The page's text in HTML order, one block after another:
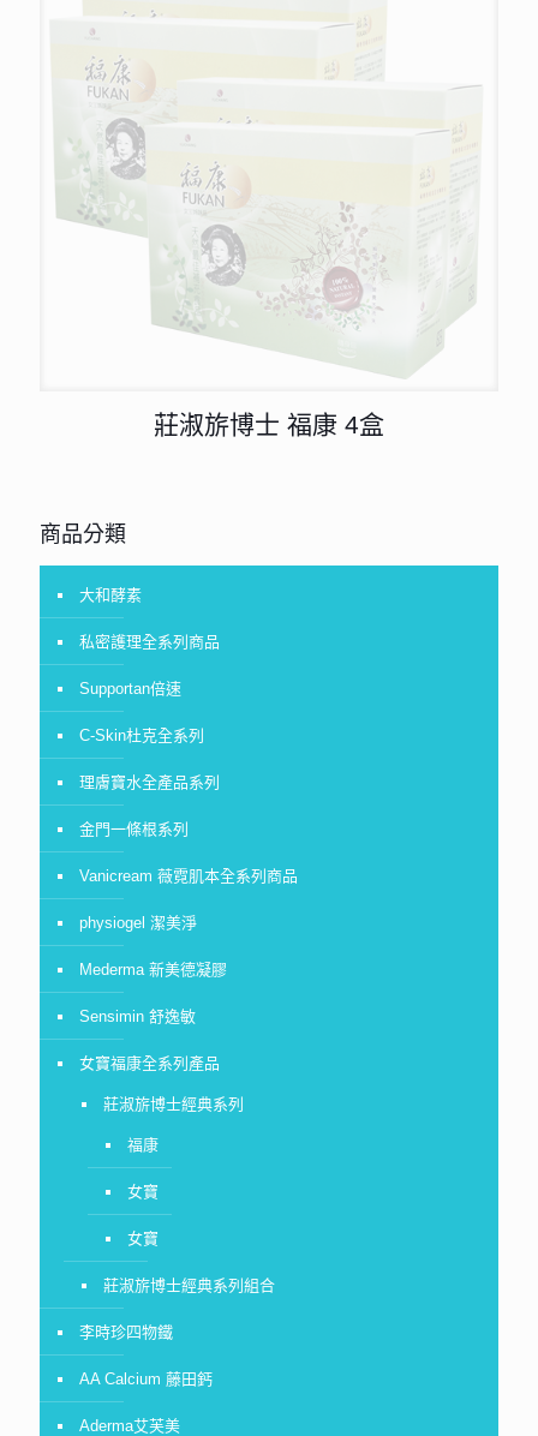
莊淑旂博士 福康 4盒
商品分類
大和酵素
私密護理全系列商品
Supportan倍速
C-Skin杜克全系列
理膚寶水全產品系列
金門一條根系列
Vanicream 薇霓肌本全系列商品
physiogel 潔美淨
Mederma 新美德凝膠
Sensimin 舒逸敏
女寶福康全系列產品
莊淑旂博士經典系列
福康
女寶
女寶
莊淑旂博士經典系列組合
李時珍四物鐵
AA Calcium 藤田鈣
Aderma艾芙美